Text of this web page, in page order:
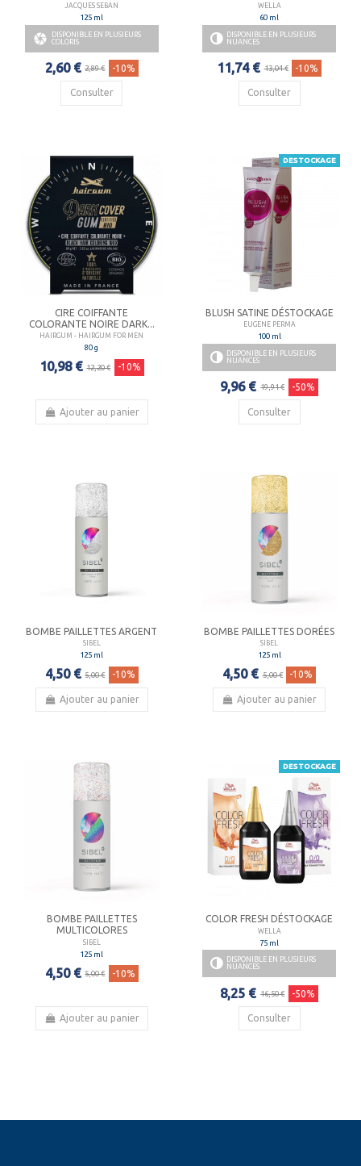
JACQUES SEBAN
125 ml

DISPONIBLE EN PLUSIEURS
COLORIS
2,60 € 2,89 € -10%
Consulter
WELLA
60 ml
DISPONIBLE EN PLUSIEURS
NUANCES
11,74 € 13,04 € -10%
Consulter
CIRE COIFFANTE
COLORANTE NOIRE DARK...
HAIRGUM - HAIRGUM FOR MEN
80 g
10,98 € 12,20 € -10%
Ajouter au panier
DESTOCKAGE
BLUSH SATINE DÉSTOCKAGE
EUGENE PERMA
100 ml
DISPONIBLE EN PLUSIEURS
NUANCES
9,96 € 19,91 € -50%
Consulter
BOMBE PAILLETTES ARGENT
SIBEL
125 ml
4,50 € 5,00 € -10%
Ajouter au panier
BOMBE PAILLETTES DORÉES
SIBEL
125 ml
4,50 € 5,00 € -10%
Ajouter au panier
BOMBE PAILLETTES
MULTICOLORES
SIBEL
125 ml
4,50 € 5,00 € -10%
Ajouter au panier
DESTOCKAGE
COLOR FRESH DÉSTOCKAGE
WELLA
75 ml
DISPONIBLE EN PLUSIEURS
NUANCES
8,25 € 16,50 € -50%
Consulter